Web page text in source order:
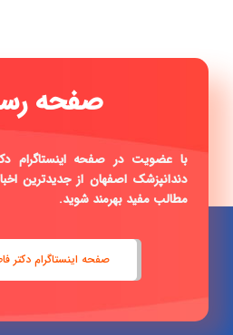
صفحه
با عضویت در صفحه اینستاگرام
دندانپزشک اصفهان از جدیدترین
مطالب مفید بهرمند شوید.
صفحه اینستاگرام دکتر